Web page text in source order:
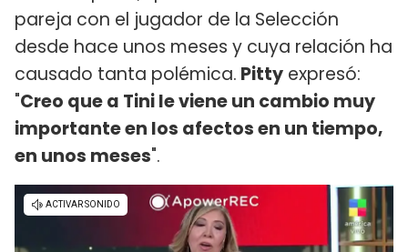
pareja con el jugador de la Selección
desde hace unos meses y cuya relación ha
causado tanta polémica. Pitty expresó:
"Creo que a Tini le viene un cambio muy
importante en los afectos en un tiempo,
en unos meses".